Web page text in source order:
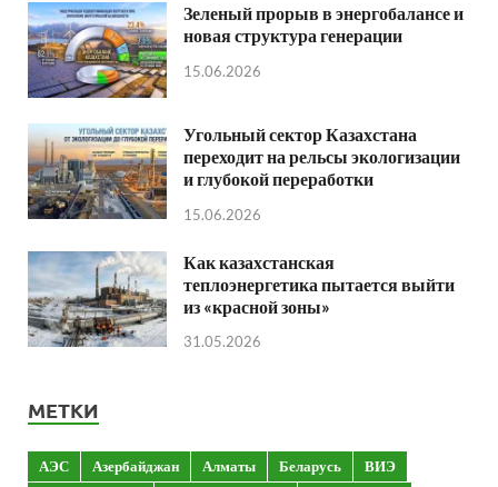
Зеленый прорыв в энергобалансе и
новая структура генерации
15.06.2026
Угольный сектор Казахстана
переходит на рельсы экологизации
и глубокой переработки
15.06.2026
Как казахстанская
теплоэнергетика пытается выйти
из «красной зоны»
31.05.2026
МЕТКИ
АЭС Азербайджан Алматы Беларусь
ВИЭ